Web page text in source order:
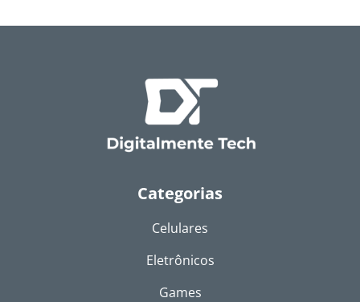
Categorias
Celulares
Eletrônicos
Games